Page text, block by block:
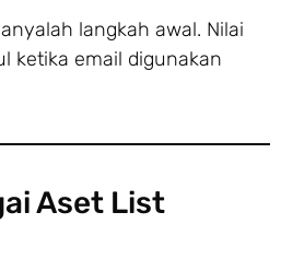
langkah awal. Nilai
ketika email digunakan
Aset List